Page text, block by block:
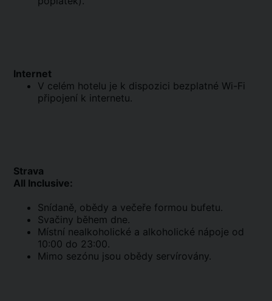
Internet
V celém hotelu je k dispozici bezplatné Wi-Fi
připojení k internetu.
Strava
All Inclusive:
Snídaně, obědy a večeře formou bufetu.
Svačiny během dne.
Místní nealkoholické a alkoholické nápoje od
10:00 do 23:00.
Mimo sezónu jsou obědy servírovány.